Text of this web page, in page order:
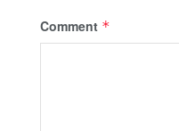
Comment *